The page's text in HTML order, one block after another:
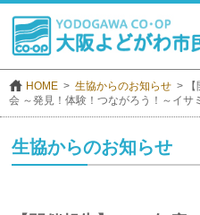
HOME 生協からのお知らせ
会 ～発見！体験！つながろう！～イサ
生協からのお知らせ